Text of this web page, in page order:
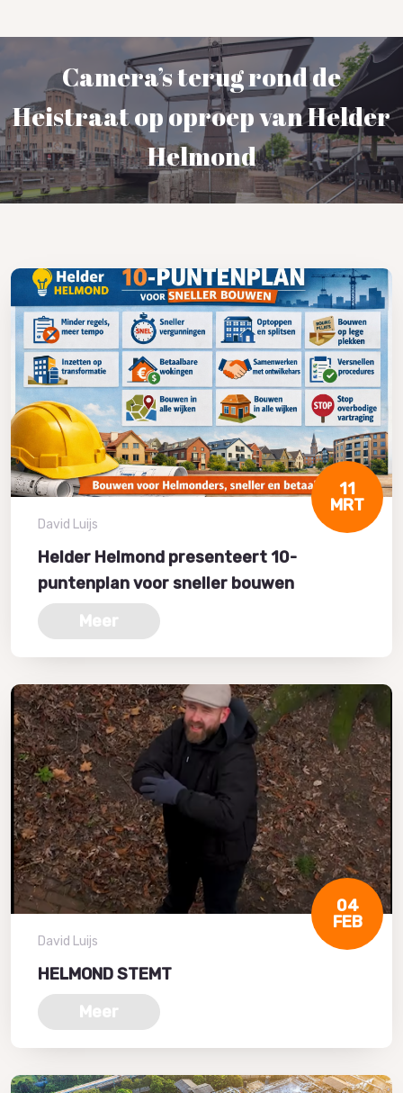
Camera’s terug rond de
Heistraat op oproep van Helder
Helmond
11
MRT
David Luijs
Helder Helmond presenteert 10-
puntenplan voor sneller bouwen
Meer
04
FEB
David Luijs
HELMOND STEMT
Meer